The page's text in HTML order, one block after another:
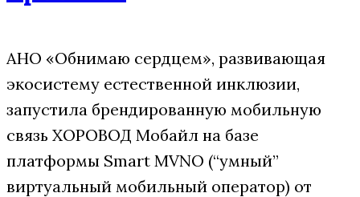
АНО «Обнимаю сердцем», развивающая
экосистему естественной инклюзии,
запустила брендированную мобильную
связь ХОРОВОД Мобайл на базе
платформы Smart MVNO (“умный”
виртуальный мобильный оператор) от